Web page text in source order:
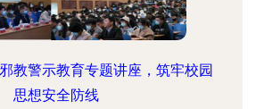
教警示教育专题讲座，筑牢校园
思想安全防线